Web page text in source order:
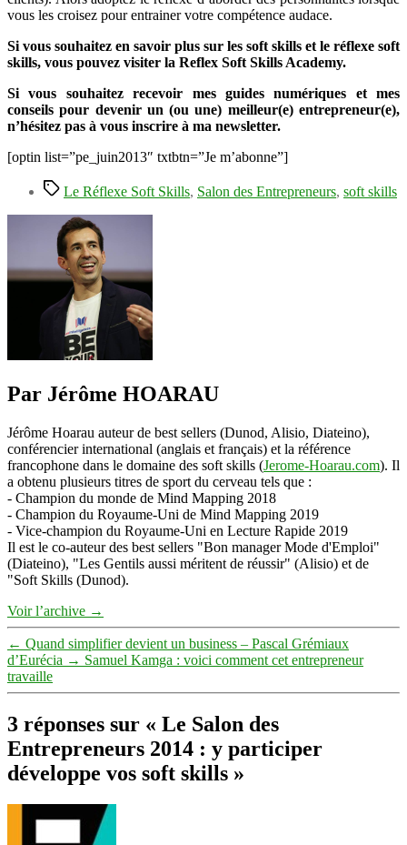
vous les croisez pour entrainer votre compétence audace.
Si vous souhaitez en savoir plus sur les soft skills et le réflexe soft
skills, vous pouvez visiter la Reflex Soft Skills Academy.
Si vous souhaitez recevoir mes guides numériques et mes
conseils pour devenir un (ou une) meilleur(e) entrepreneur(e),
n’hésitez pas à vous inscrire à ma newsletter.
[optin list=”pe_juin2013″ txtbtn=”Je m’abonne”]
Étiquettes
Le Réflexe Soft Skills, Salon des Entrepreneurs, soft skills
Par Jérôme HOARAU
Jérôme Hoarau auteur de best sellers (Dunod, Alisio, Diateino),
conférencier international (anglais et français) et la référence
francophone dans le domaine des soft skills (Jerome-Hoarau.com). Il
a obtenu plusieurs titres de sport du cerveau tels que :
- Champion du monde de Mind Mapping 2018
- Champion du Royaume-Uni de Mind Mapping 2019
- Vice-champion du Royaume-Uni en Lecture Rapide 2019
Il est le co-auteur des best sellers "Bon manager Mode d'Emploi"
(Diateino), "Les Gentils aussi méritent de réussir" (Alisio) et de
"Soft Skills (Dunod).
Voir l’archive →
← Quand simplifier devient un business – Pascal Grémiaux
d’Eurécia → Samuel Kamga : voici comment cet entrepreneur
travaille
3 réponses sur « Le Salon des
Entrepreneurs 2014 : y participer
développe vos soft skills »